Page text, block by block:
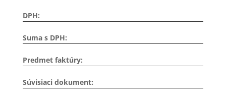
DPH:
Suma s DPH:
Predmet faktúry:
Súvisiaci dokument: